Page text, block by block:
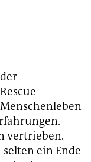
vertrieben.
ein Ende